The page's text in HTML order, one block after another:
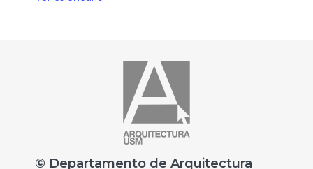
© Departamento de Arquitectura